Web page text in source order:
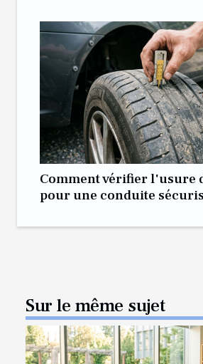
Comment vérifier l'usure
pour une conduite
Sur le même sujet